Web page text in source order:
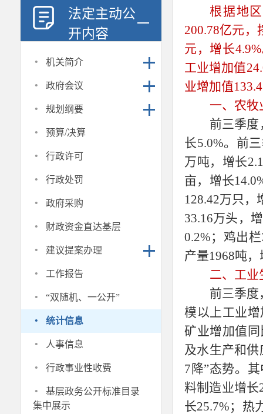
法定主动公
开内容
· 机关简介
· 政府会议
· 规划纲要
· 预算/决算
· 行政许可
· 行政处罚
· 政府采购
· 财政资金直达基层
· 建议提案办理
· 工作报告
· “双随机、一公开”
· 统计信息
· 人事信息
· 行政事业性收费
·
基层政务公开标准目录
集中展示
根据地
200.78亿元
元，增长
工业增加值
业增加值
一、农牧
前三季
长5.0%。前
万吨，增长
亩，增长
128.42万只，
33.16万头，
0.2%；鸡出
产量1968吨
二、工业
前三季度
模以上工业
矿业增加值
及水生产和
7降”态势。
料制造业增长
长25.7%；热